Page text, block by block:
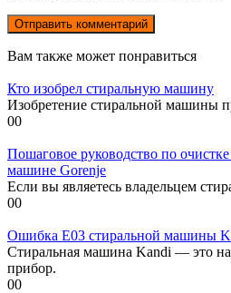
Вам также может понравиться
Кто изобрел стиральную машину
Изобретение стиральной машины
00
Пошаговое руководство по
машине Gorenje
Если вы являетесь владельцем
00
Ошибка E03 стиральной машины
Стиральная машина Kandi — это
прибор.
00